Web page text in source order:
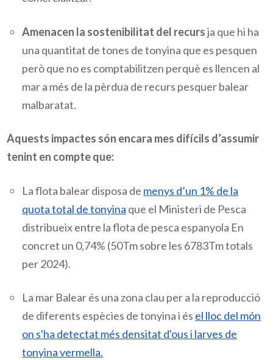
Amenacen la sostenibilitat del recursja que hi ha
una quantitat de tones de tonyina que es pesquen
però que no es comptabilitzen perquè es llencen al
mar a més de la pèrdua de recurs pesquer balear
malbaratat.
Aquests impactes són encara mes difícils d’assumir
tenint en compte que:
La flota balear disposa de menys d’un 1% de la
quota total de tonyina que el Ministeri de Pesca
distribueix entre la flota de pesca espanyola En
concret un 0,74% (50Tm sobre les 6783Tm totals
per 2024).
La mar Balear és una zona clau per a la reproducció
de diferents espècies de tonyina i és el lloc del món
on s'ha detectat més densitat d'ous i larves de
tonyina vermella.